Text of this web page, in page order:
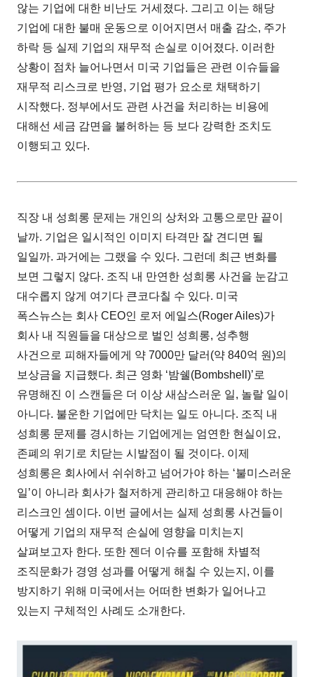
않는 기업에 대한 비난도 거세졌다. 그리고 이는 해당
기업에 대한 불매 운동으로 이어지면서 매출 감소, 주가
하락 등 실제 기업의 재무적 손실로 이어졌다. 이러한
상황이 점차 늘어나면서 미국 기업들은 관련 이슈들을
재무적 리스크로 반영, 기업 평가 요소로 채택하기
시작했다. 정부에서도 관련 사건을 처리하는 비용에
대해선 세금 감면을 불허하는 등 보다 강력한 조치도
이행되고 있다.
직장 내 성희롱 문제는 개인의 상처와 고통으로만 끝이
날까. 기업은 일시적인 이미지 타격만 잘 견디면 될
일일까. 과거에는 그랬을 수 있다. 그런데 최근 변화를
보면 그렇지 않다. 조직 내 만연한 성희롱 사건을 눈감고
대수롭지 않게 여기다 큰코다칠 수 있다. 미국
폭스뉴스는 회사 CEO인 로저 에일스(Roger Ailes)가
회사 내 직원들을 대상으로 벌인 성희롱, 성추행
사건으로 피해자들에게 약 7000만 달러(약 840억 원)의
보상금을 지급했다. 최근 영화 ‘밤쉘(Bombshell)’로
유명해진 이 스캔들은 더 이상 새삼스러운 일, 놀랄 일이
아니다. 불운한 기업에만 닥치는 일도 아니다. 조직 내
성희롱 문제를 경시하는 기업에게는 엄연한 현실이요,
존폐의 위기로 치닫는 시발점이 될 것이다. 이제
성희롱은 회사에서 쉬쉬하고 넘어가야 하는 ‘불미스러운
일’이 아니라 회사가 철저하게 관리하고 대응해야 하는
리스크인 셈이다. 이번 글에서는 실제 성희롱 사건들이
어떻게 기업의 재무적 손실에 영향을 미치는지
살펴보고자 한다. 또한 젠더 이슈를 포함해 차별적
조직문화가 경영 성과를 어떻게 해칠 수 있는지, 이를
방지하기 위해 미국에서는 어떠한 변화가 일어나고
있는지 구체적인 사례도 소개한다.